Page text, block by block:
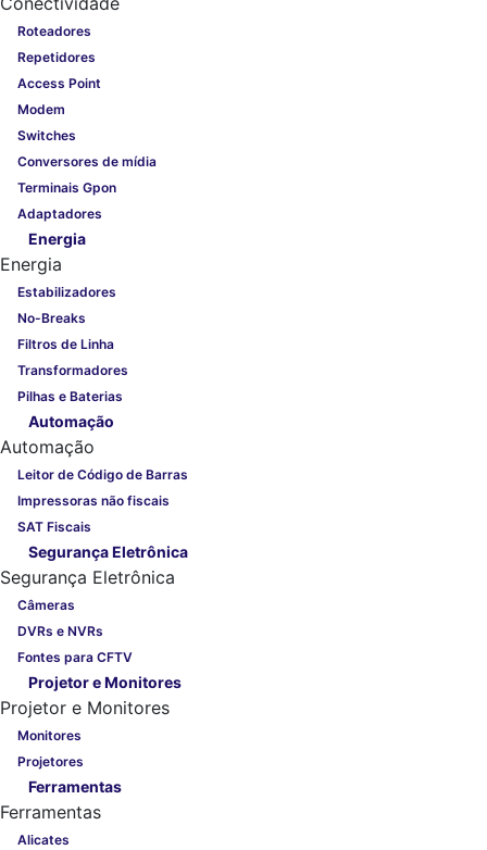
Roteadores
Repetidores
Access Point
Modem
Switches
Conversores de mídia
Terminais Gpon
Adaptadores
Energia
Energia
Estabilizadores
No-Breaks
Filtros de Linha
Transformadores
Pilhas e Baterias
Automação
Automação
Leitor de Código de Barras
Impressoras não fiscais
SAT Fiscais
Segurança Eletrônica
Segurança Eletrônica
Câmeras
DVRs e NVRs
Fontes para CFTV
Projetor e Monitores
Projetor e Monitores
Monitores
Projetores
Ferramentas
Ferramentas
Alicates